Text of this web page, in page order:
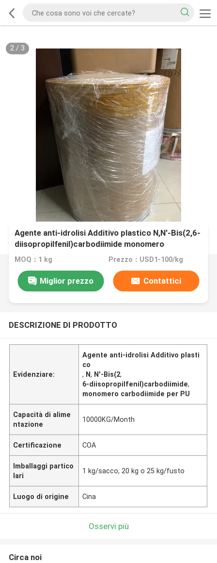
2/ 3
Agente anti-idrolisi Additivo plastico N,N'-Bis(2,6-
diisopropilfenil)carbodiimide monomero
carbodiimide per PU TPU PLA PBAT PPC PHAs
MOQ：1 kg Prezzo：USD1-100/kg
Miglior prezzo Contattici
DESCRIZIONE DI PRODOTTO
Evidenziare:
Agente anti-idrolisi Additivo plasti
co
, N, N'-Bis(2,
6-diisopropilfenil)carbodiimide,
monomero carbodiimide per PU
Capacità di alime
ntazione
10000KG/Month
Certificazione COA
Imballaggi partico
lari
1 kg/sacco, 20 kg o 25 kg/fusto
Luogo di origine Cina
Osservi più
Circa noi